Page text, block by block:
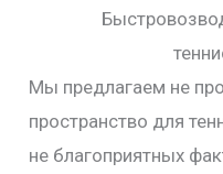
Мы предлагаем не
пространство для
не благоприятных